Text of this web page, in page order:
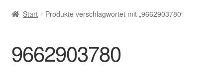
Datenschutz-Bestimmungen
Start Produkte verschlagwortet mit „9662903780“
9662903780